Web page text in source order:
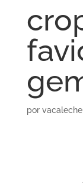
por